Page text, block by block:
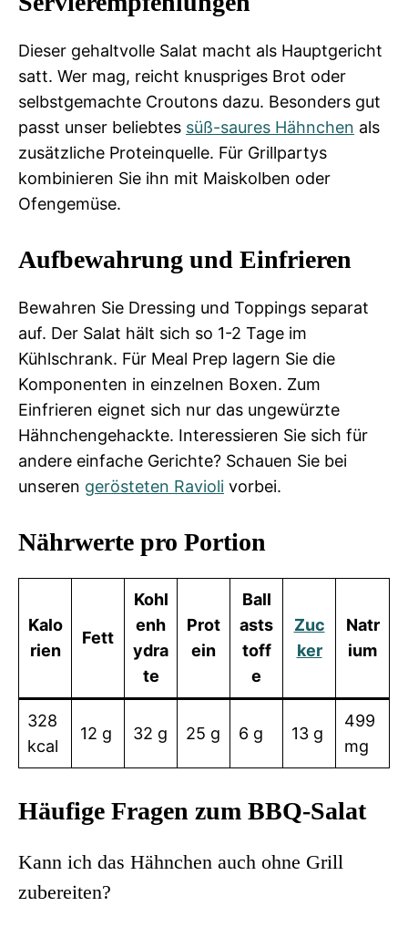
Dieser gehaltvolle Salat macht als Hauptgericht
satt. Wer mag, reicht knuspriges Brot oder
selbstgemachte Croutons dazu. Besonders gut
passt unser beliebtes süß-saures Hähnchen als
zusätzliche Proteinquelle. Für Grillpartys
kombinieren Sie ihn mit Maiskolben oder
Ofengemüse.
Aufbewahrung und Einfrieren
Bewahren Sie Dressing und Toppings separat
auf. Der Salat hält sich so 1-2 Tage im
Kühlschrank. Für Meal Prep lagern Sie die
Komponenten in einzelnen Boxen. Zum
Einfrieren eignet sich nur das ungewürzte
Hähnchengehackte. Interessieren Sie sich für
andere einfache Gerichte? Schauen Sie bei
unseren gerösteten Ravioli vorbei.
Nährwerte pro Portion
Kalo
rien
Fett
Kohl
enh
ydra
te
Prot
ein
Ball
asts
toff
e
Zuc
ker
Natr
ium
328
kcal
12 g 32 g 25 g 6 g 13 g
499
mg
Häufige Fragen zum BBQ-Salat
Kann ich das Hähnchen auch ohne Grill
zubereiten?